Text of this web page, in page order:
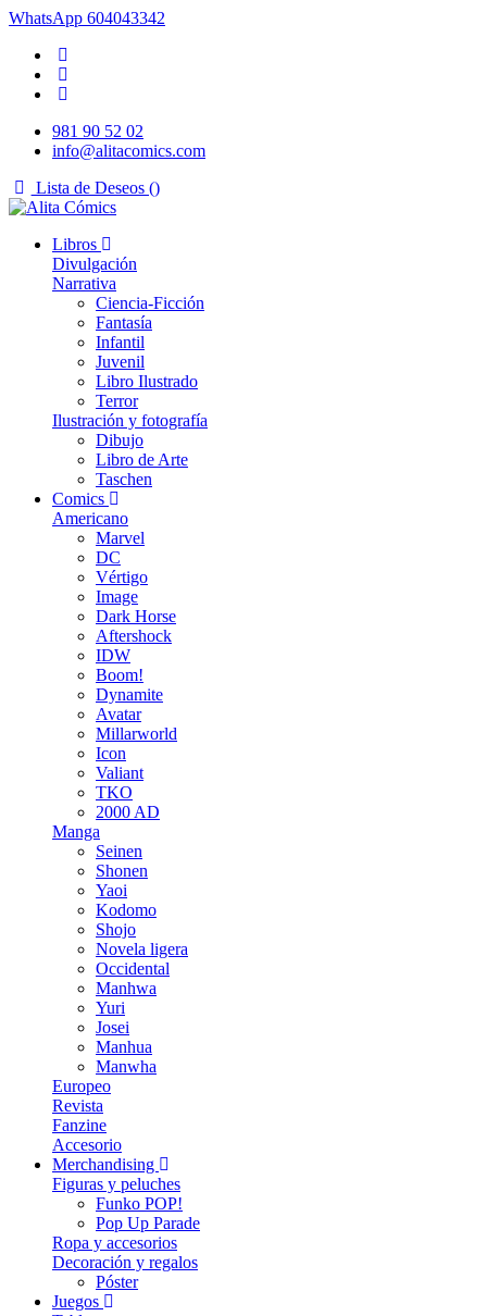
WhatsApp 604043342
981 90 52 02
info@alitacomics.com
Lista de Deseos ()
Libros
Divulgación
Narrativa
Ciencia-Ficción
Fantasía
Infantil
Juvenil
Libro Ilustrado
Terror
Ilustración y fotografía
Dibujo
Libro de Arte
Taschen
Comics
Americano
Marvel
DC
Vértigo
Image
Dark Horse
Aftershock
IDW
Boom!
Dynamite
Avatar
Millarworld
Icon
Valiant
TKO
2000 AD
Manga
Seinen
Shonen
Yaoi
Kodomo
Shojo
Novela ligera
Occidental
Manhwa
Yuri
Josei
Manhua
Manwha
Europeo
Revista
Fanzine
Accesorio
Merchandising
Figuras y peluches
Funko POP!
Pop Up Parade
Ropa y accesorios
Decoración y regalos
Póster
Juegos